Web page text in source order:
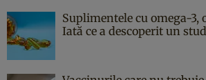
Suplimentele cu omega-3,
Iată ce a descoperit un